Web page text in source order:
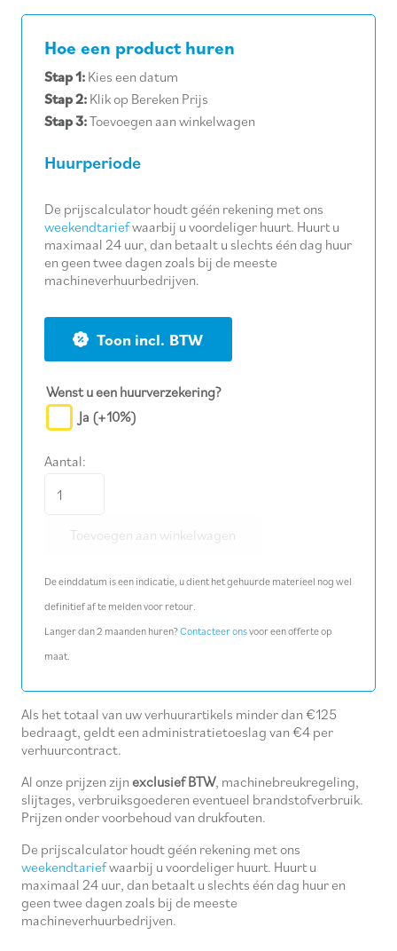
Hoe een product huren
Stap 1: Kies een datum
Stap 2: Klik op Bereken Prijs
Stap 3:Toevoegen aan winkelwagen
Huurperiode
De prijscalculator houdt géén rekening met ons
weekendtariefwaarbij u voordeliger huurt. Huurt u
maximaal 24 uur, dan betaalt u slechts één dag huur
en geen twee dagen zoals bij de meeste
machineverhuurbedrijven.
BTW
Wenst u een huurverzekering?
Ja (+10%)
Aantal:
graafmachines
Toevoegen aan winkelwagen
De einddatum is een indicatie, u dient het gehuurde materieel nog wel
definitief af te melden voor retour.
Langer dan 2 maanden huren?Contacteer onsvoor een offerte op
maat.
Als het totaal van uw verhuurartikels minder dan €125
bedraagt, geldt een administratietoeslag van €4 per
verhuurcontract.
Al onze prijzen zijn exclusief BTW, machinebreukregeling,
slijtages, verbruiksgoederen eventueel brandstofverbruik.
Prijzen onder voorbehoud van drukfouten.
De prijscalculator houdt géén rekening met ons
weekendtariefwaarbij u voordeliger huurt. Huurt u
maximaal 24 uur, dan betaalt u slechts één dag huur en
geen twee dagen zoals bij de meeste
machineverhuurbedrijven.